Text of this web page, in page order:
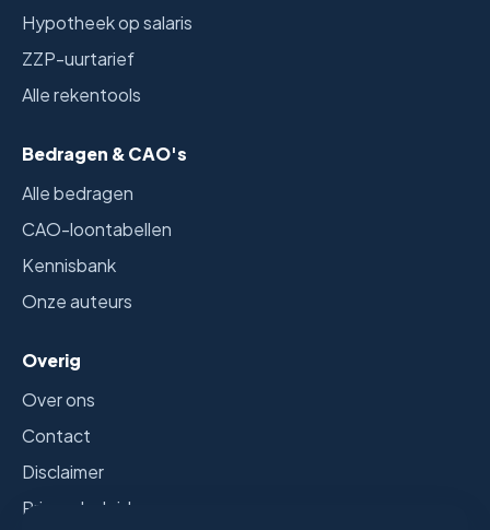
Hypotheek op salaris
ZZP-uurtarief
Alle rekentools
Bedragen & CAO's
Alle bedragen
CAO-loontabellen
Kennisbank
Onze auteurs
Overig
Over ons
Contact
Disclaimer
Privacybeleid